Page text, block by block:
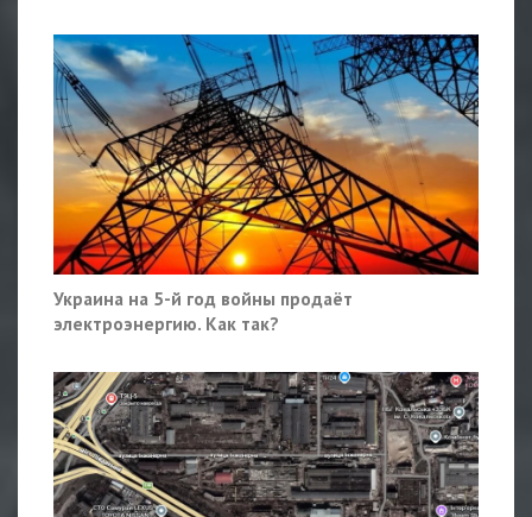
Украина на 5-й год войны продаёт
электроэнергию. Как так?